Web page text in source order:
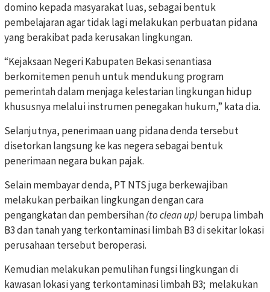
domino kepada masyarakat luas, sebagai bentuk
pembelajaran agar tidak lagi melakukan perbuatan pidana
yang berakibat pada kerusakan lingkungan.
“Kejaksaan Negeri Kabupaten Bekasi senantiasa
berkomitemen penuh untuk mendukung program
pemerintah dalam menjaga kelestarian lingkungan hidup
khususnya melalui instrumen penegakan hukum,” kata dia.
Selanjutnya, penerimaan uang pidana denda tersebut
disetorkan langsung ke kas negera sebagai bentuk
penerimaan negara bukan pajak.
Selain membayar denda, PT NTS juga berkewajiban
melakukan perbaikan lingkungan dengan cara
pengangkatan dan pembersihan(to clean up) berupa limbah
B3 dan tanah yang terkontaminasi limbah B3 di sekitar lokasi
perusahaan tersebut beroperasi.
Kemudian melakukan pemulihan fungsi lingkungan di
kawasan lokasi yang terkontaminasi limbah B3; melakukan